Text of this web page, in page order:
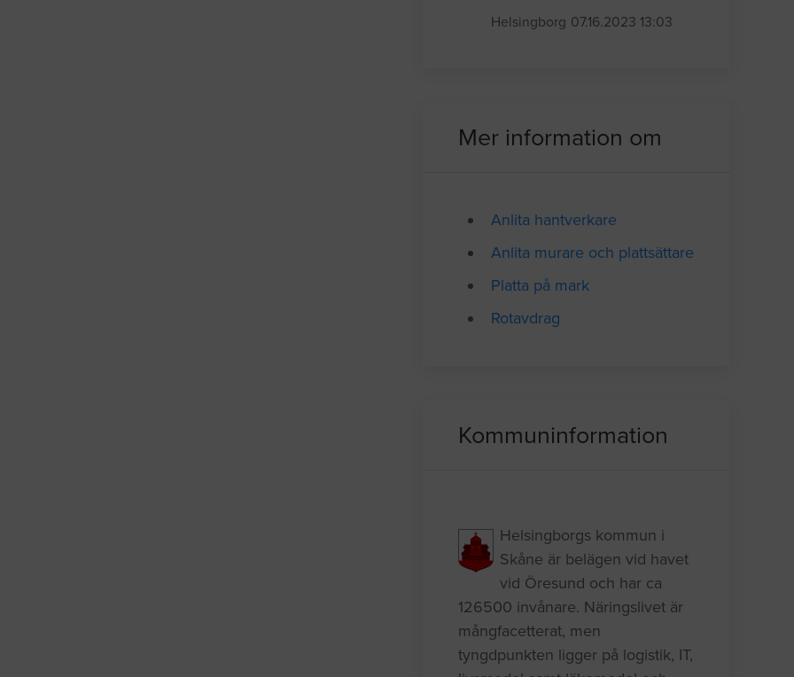
Helsingborg 07.16.2023 13:03
Mer information om
Anlita hantverkare
Anlita murare och plattsättare
Platta på mark
Rotavdrag
Kommuninformation
Helsingborgs kommun i
Skåne är belägen vid havet
vid Öresund och har ca
126500 invånare. Näringslivet är
mångfacetterat, men
tyngdpunkten ligger på logistik, IT,